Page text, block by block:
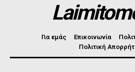
Για εμάς Επικοινωνία
Πολιτική